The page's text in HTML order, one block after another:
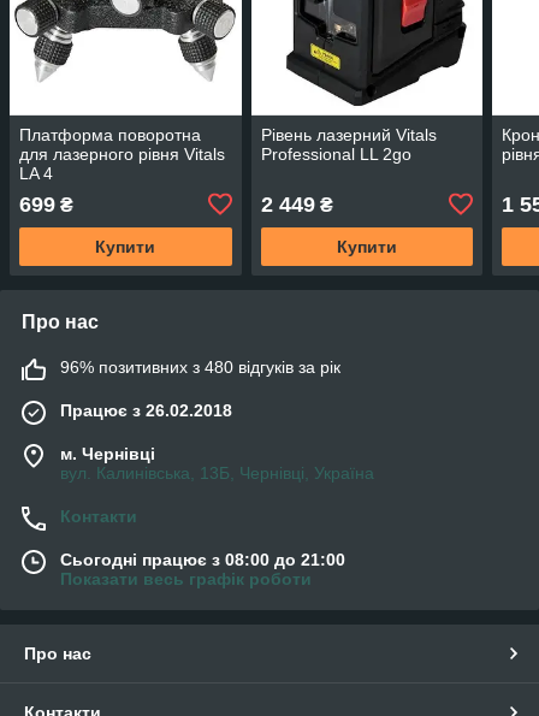
Платформа поворотна
для лазерного рівня Vitals
LA 4
699 ₴
Купити
Рівень лазерний Vitals
Professional LL 2go
2 449₴
Купити
1
Про нас
96% позитивних з 480 відгуків за рік
Працює з 26.02.2018
м. Чернівці
вул. Калинівська, 13Б, Чернівці, Україна
Контакти
Сьогодні працює з 08:00 до 21:00
Показати весь графік роботи
Про нас